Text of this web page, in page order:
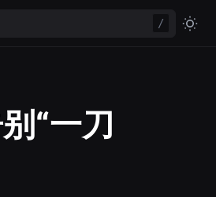
/
“一刀